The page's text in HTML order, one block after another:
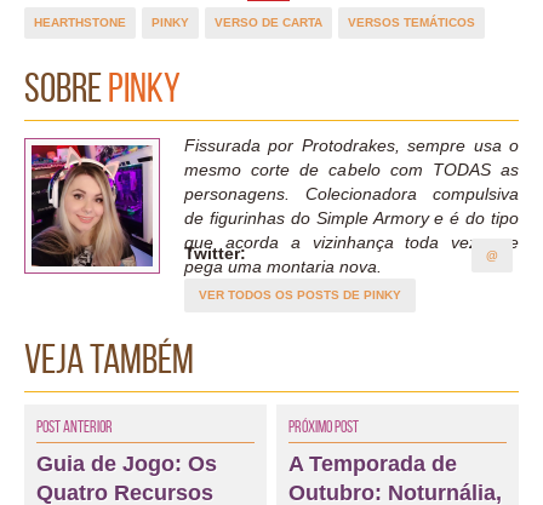
HEARTHSTONE PINKY VERSO DE CARTA VERSOS TEMÁTICOS
SobrePinky
Fissurada por Protodrakes, sempre usa o
mesmo corte de cabelo com TODAS as
personagens. Colecionadora compulsiva
de figurinhas do Simple Armory e é do tipo
que acorda a vizinhança toda vez que
pega uma montaria nova.
Twitter: @
VER TODOS OS POSTS DE PINKY
Veja também
Post Anterior
Guia de Jogo: Os
Quatro Recursos
Próximo Post
A Temporada de
Outubro: Noturnália,